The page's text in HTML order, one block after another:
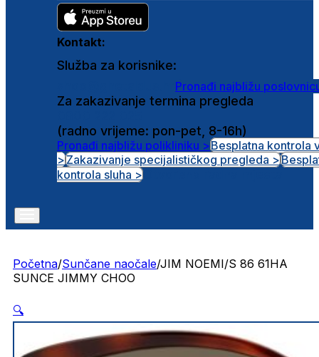
Kontakt:
Služba za korisnike:
Pronađi najbližu
Za zakazivanje termina pregleda
(radno vrijeme: pon-pet, 8-16h)
Pronađi najbližu polikliniku >Besplatna kontrola
>Zakazivanje specijalističkog pregleda >
kontrola sluha >
Početna/Sunčane naočale/JIM NOEMI/S 86 61HA
SUNCE JIMMY CHOO
🔍